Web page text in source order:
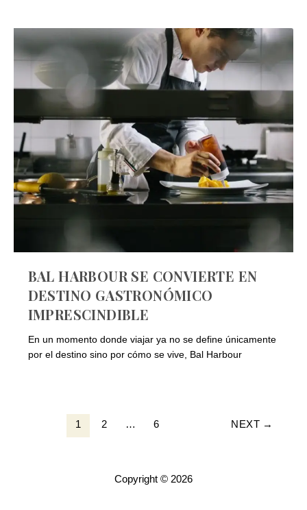
BAL HARBOUR SE CONVIERTE EN
DESTINO GASTRONÓMICO
IMPRESCINDIBLE
En un momento donde viajar ya no se define únicamente
por el destino sino por cómo se vive, Bal Harbour
1 2 … 6 NEXT →
Copyright © 2026